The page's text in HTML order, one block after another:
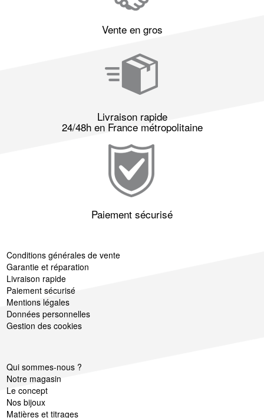
Vente en gros
Livraison rapide
24/48h en France métropolitaine
Paiement sécurisé
Conditions générales de vente
Garantie et réparation
Livraison rapide
Paiement sécurisé
Mentions légales
Données personnelles
Gestion des cookies
Qui sommes-nous ?
Notre magasin
Le concept
Nos bijoux
Matières et titrages